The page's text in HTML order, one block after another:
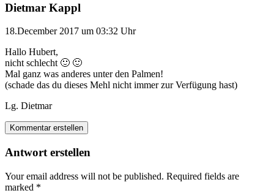
Dietmar Kappl
18.December 2017 um 03:32 Uhr
Hallo Hubert,
nicht schlecht 🙂 🙂
Mal ganz was anderes unter den Palmen!
(schade das du dieses Mehl nicht immer zur Verfügung hast)
Lg. Dietmar
Kommentar erstellen
Antwort erstellen
Your email address will not be published. Required fields are
marked *